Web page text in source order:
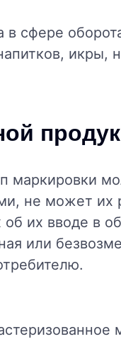
сфере
икры,
маркировки
не может их
их вводе в
или